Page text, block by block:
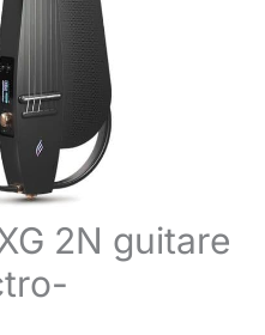
2N guitare